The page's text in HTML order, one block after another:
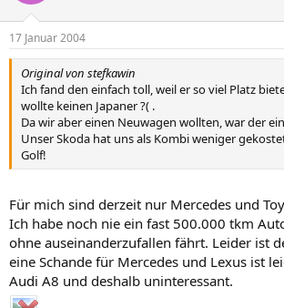
17 Januar 2004
Original von stefkawin
Ich fand den einfach toll, weil er so viel Platz
wollte keinen Japaner ?( .
Da wir aber einen Neuwagen wollten, war der
Unser Skoda hat uns als Kombi weniger
Golf!
Für mich sind derzeit nur Mercedes und
Ich habe noch nie ein fast 500.000 tkm
ohne auseinanderzufallen fährt. Leider ist
eine Schande für Mercedes und Lexus ist
Audi A8 und deshalb uninteressant.